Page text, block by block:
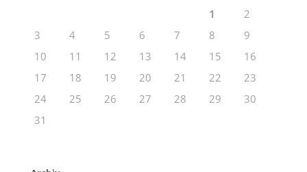
1
2
3
4 5 6 7 8
9
10
11 12 13 14 15
16
17
18 19 20 21 22
23
24
25 26 27 28 29
30
31